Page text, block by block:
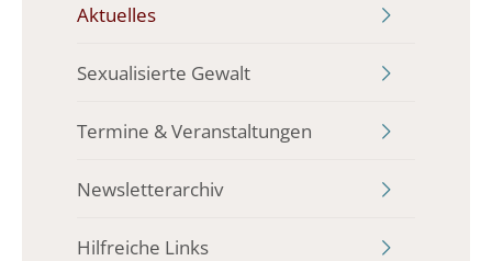
Aktuelles
Sexualisierte Gewalt
Termine & Veranstaltungen
Newsletterarchiv
Hilfreiche Links